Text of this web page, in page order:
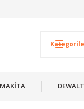
MAKİTA DEWALT